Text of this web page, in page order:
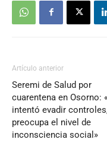
Artículo anterior
Seremi de Salud por
cuarentena en Osorno:
intentó evadir
preocupa el nivel de
inconsciencia social»